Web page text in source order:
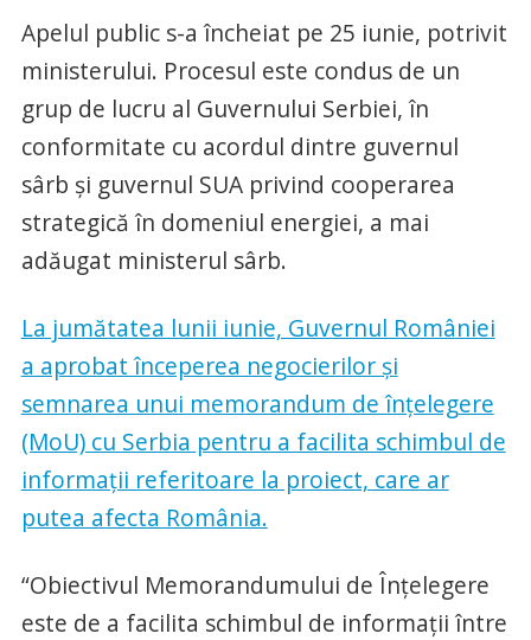
Apelul public s-a încheiat pe 25 iunie, potrivit
ministerului. Procesul este condus de un
grup de lucru al Guvernului Serbiei, în
conformitate cu acordul dintre guvernul
sârb și guvernul SUA privind cooperarea
strategică în domeniul energiei, a mai
adăugat ministerul sârb.
La jumătatea lunii iunie, Guvernul României
a aprobat începerea negocierilor și
semnarea unui memorandum de înțelegere
(MoU) cu Serbia pentru a facilita schimbul de
informații referitoare la proiect, care ar
putea afecta România.
“Obiectivul Memorandumului de Înțelegere
este de a facilita schimbul de informații între